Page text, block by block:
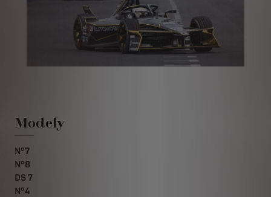
Modely
N°7
N°8
DS 7
N°4